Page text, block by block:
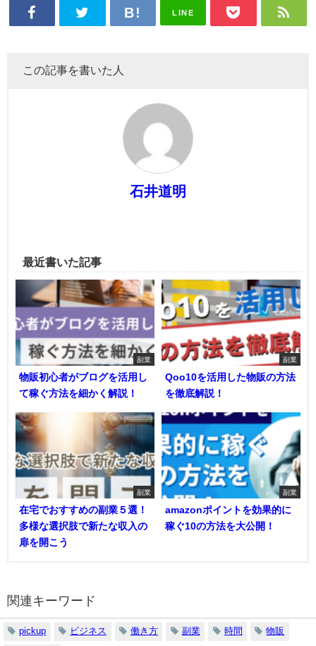
LINE
この記事を書いた人
石井道明
最近書いた記事
副業
物販初心者がブログを活用し
て稼ぐ方法を細かく解説！
副業
Qoo10を活用した物販の方法
を徹底解説！
副業
在宅でおすすめの副業５選！
多様な選択肢で新たな収入の
扉を開こう
副業
amazonポイントを効果的に
稼ぐ10の方法を大公開！
関連キーワード
pickup ビジネス 働き方 副業 時間 物販